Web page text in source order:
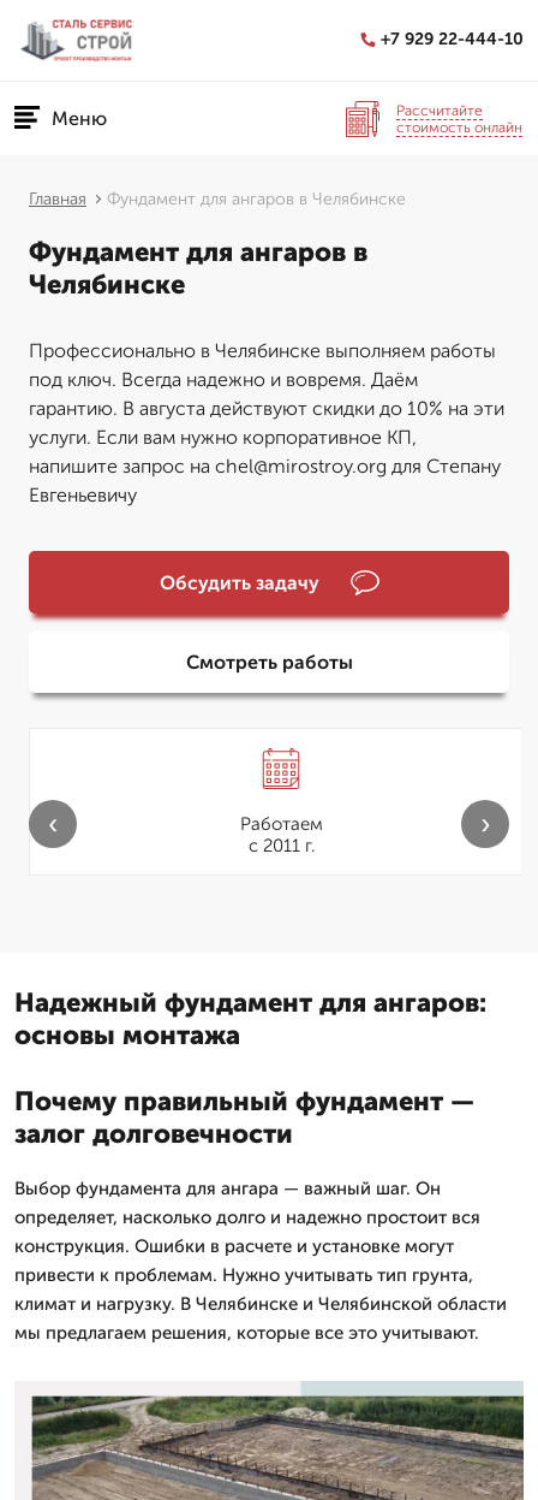
+7 929 22-444-10
Меню
Рассчитайте
стоимость онлайн
Главная Фундамент для ангаров в Челябинске
Фундамент для ангаров в
Челябинске
Профессионально в Челябинске выполняем работы
под ключ. Всегда надежно и вовремя. Даём
гарантию. В августа действуют скидки до 10% на эти
услуги. Если вам нужно корпоративное КП,
напишите запрос на chel@mirostroy.org для Степану
Евгеньевичу
Обсудить задачу
Смотреть работы
Работаем
с 2011 г.
‹ ›
Надежный фундамент для ангаров:
основы монтажа
Почему правильный фундамент —
залог долговечности
Выбор фундамента для ангара — важный шаг. Он
определяет, насколько долго и надежно простоит вся
конструкция. Ошибки в расчете и установке могут
привести к проблемам. Нужно учитывать тип грунта,
климат и нагрузку. В Челябинске и Челябинской области
мы предлагаем решения, которые все это учитывают.